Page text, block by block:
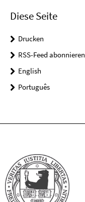
Diese Seite
Drucken
RSS-Feed abonnieren
English
Português